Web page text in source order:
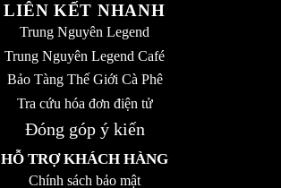
LIÊN KẾT NHANH
Trung Nguyên Legend
Trung Nguyên Legend Café
Bảo Tàng Thế Giới Cà Phê
Tra cứu hóa đơn điện tử
Đóng góp ý kiến
HỖ TRỢ KHÁCH HÀNG
Chính sách bảo mật